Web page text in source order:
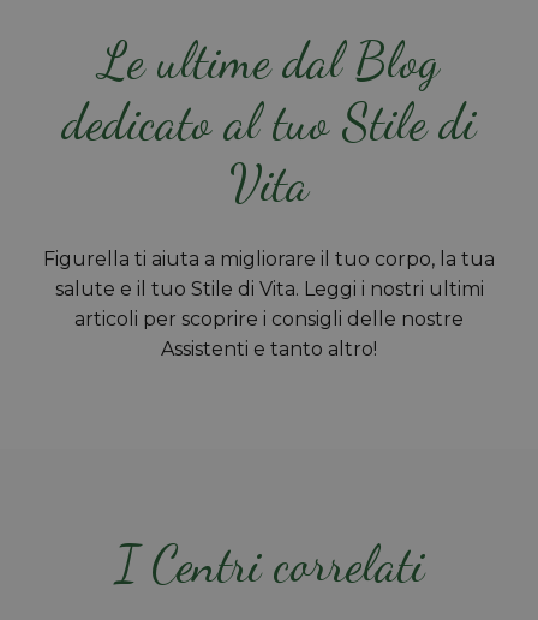
Le ultime dal Blog
dedicato al tuo Stile di
Vita
Figurella ti aiuta a migliorare il tuo corpo, la tua
salute e il tuo Stile di Vita. Leggi i nostri ultimi
articoli per scoprire i consigli delle nostre
Assistenti e tanto altro!
I Centri correlati